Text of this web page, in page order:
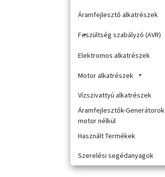
Áramfejlesztő alkatrészek
Feszültség szabályzó (AVR)
Elektromos alkatrészek
Motor alkatrészek
Vízszivattyú alkatrészek
Áramfejlesztők-Generátorok
motor nélkül
Használt Termékek
Szerelési segédanyagok